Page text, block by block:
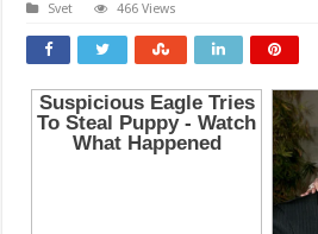
Svet 466 Views